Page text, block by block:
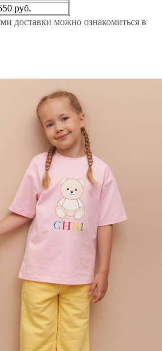
руб.
доставки можно ознакомиться в